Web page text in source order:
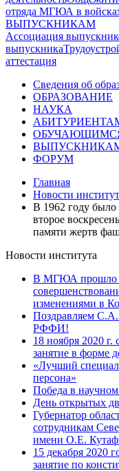
отряда МГЮА в
ВЫПУСКНИКАМ
Ассоциация
выпускника
аттестация
Сведения об
ОБРАЗОВАНИЕ
НАУКА
ФОРУМ
Главная
Новости
В 1962 году было
второе
памяти жертв
Новости института
В МГЮА прошло
изменениями в
Поздравляем С.А.
РФФИ!
18 ноября 2020 г.
занятие в форме
«Лучший
персона»
Победа в
День открытых
Губернатор
сотрудникам
имени О.Е.
15 декабря 2020
занятие по